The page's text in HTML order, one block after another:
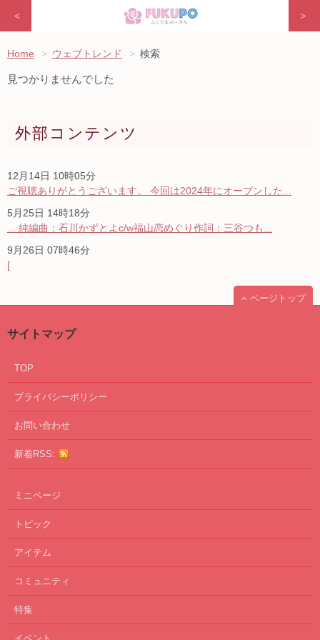
Home ウェブトレンド 検索
見つかりませんでした
外部コンテンツ
12月14日 10時05分
ご視聴ありがとうございます。 今回は2024年にオープンした...
5月25日 14時18分
... 純編曲：石川かずとよc/w福山恋めぐり作詞：三谷つも...
9月26日 07時46分
[
ページトップ
サイトマップ
TOP
プライバシーポリシー
お問い合わせ
新着RSS:
ミニページ
トピック
アイテム
コミュニティ
特集
< >